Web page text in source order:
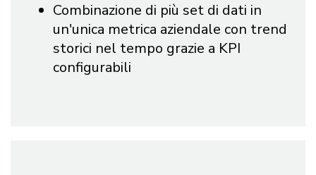
Combinazione di più set di dati in
un'unica metrica aziendale con trend
storici nel tempo grazie a KPI
configurabili